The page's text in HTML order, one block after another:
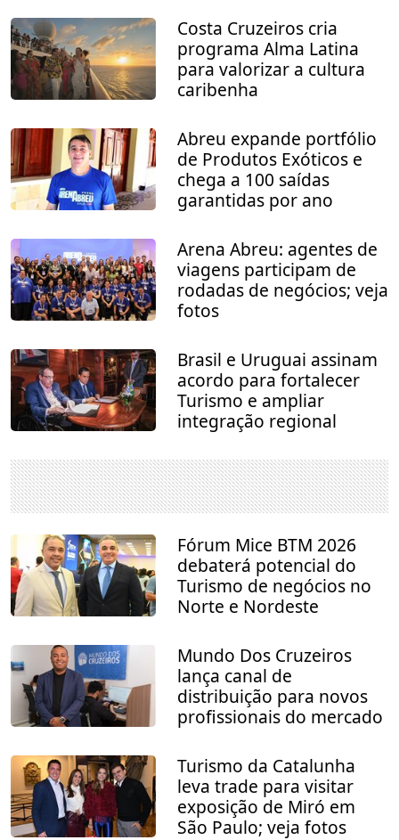
Costa Cruzeiros cria
programa Alma Latina
para valorizar a cultura
caribenha
Abreu expande portfólio
de Produtos Exóticos e
chega a 100 saídas
garantidas por ano
Arena Abreu: agentes de
viagens participam de
rodadas de negócios; veja
fotos
Brasil e Uruguai assinam
acordo para fortalecer
Turismo e ampliar
integração regional
Fórum Mice BTM 2026
debaterá potencial do
Turismo de negócios no
Norte e Nordeste
Mundo Dos Cruzeiros
lança canal de
distribuição para novos
profissionais do mercado
Turismo da Catalunha
leva trade para visitar
exposição de Miró em
São Paulo; veja fotos